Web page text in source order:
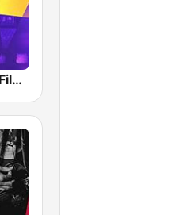
RMF Muzyka Filmowa